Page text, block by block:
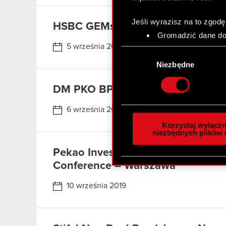
Jeśli wyrazisz na to
Gromadzić dane
Identyfikować
Dowiedz się więcej
szczegółów . W
Wykorzystujemy pliki
społecznościowym,
otrzymanymi od Ciebie
zgadasz się na używanie
Niezbędne
Korzystaj
niezbędnych plików
HSBC GEMs Investor Forum
5 września 2019
DM PKO BP – CEE Gaming &
6 września 2019
Pekao Investment Banking –
Conference – Warszawa
10 września 2019